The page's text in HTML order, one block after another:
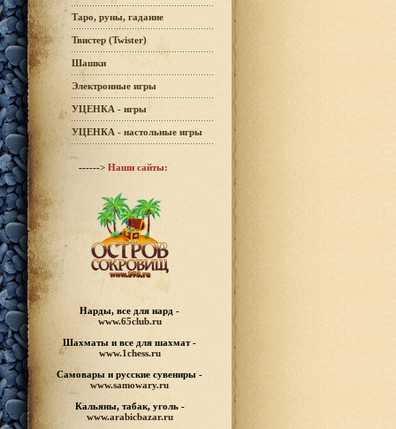
Таро, руны, гадание
Твистер (Twister)
Шашки
Электронные игры
УЦЕНКА - игры
УЦЕНКА - настольные игры
------> Наши сайты:
Нарды, все для нард -
www.65club.ru
Шахматы и все для шахмат -
www.1chess.ru
Самовары и русские сувениры -
www.samowary.ru
Кальяны, табак, уголь -
www.arabicbazar.ru